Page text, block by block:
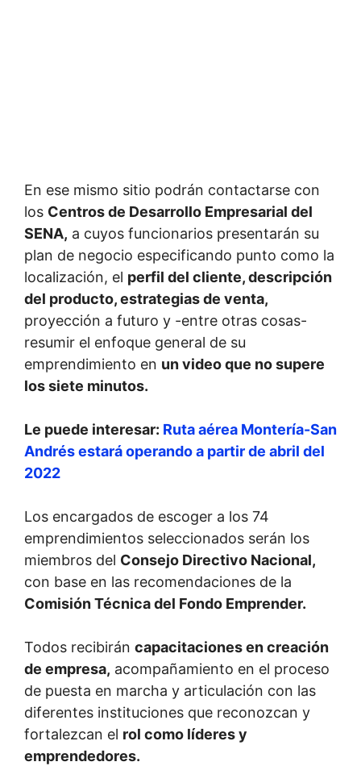
En ese mismo sitio podrán contactarse con
los Centros de Desarrollo Empresarial del
SENA, a cuyos funcionarios presentarán su
plan de negocio especificando punto como la
localización, el perfil del cliente, descripción
del producto, estrategias de venta,
proyección a futuro y -entre otras cosas-
resumir el enfoque general de su
emprendimiento en un video que no supere
los siete minutos.
Le puede interesar: Ruta aérea Montería-San
Andrés estará operando a partir de abril del
2022
Los encargados de escoger a los 74
emprendimientos seleccionados serán los
miembros del Consejo Directivo Nacional,
con base en las recomendaciones de la
Comisión Técnica del Fondo Emprender.
Todos recibirán capacitaciones en creación
de empresa, acompañamiento en el proceso
de puesta en marcha y articulación con las
diferentes instituciones que reconozcan y
fortalezcan el rol como líderes y
emprendedores.